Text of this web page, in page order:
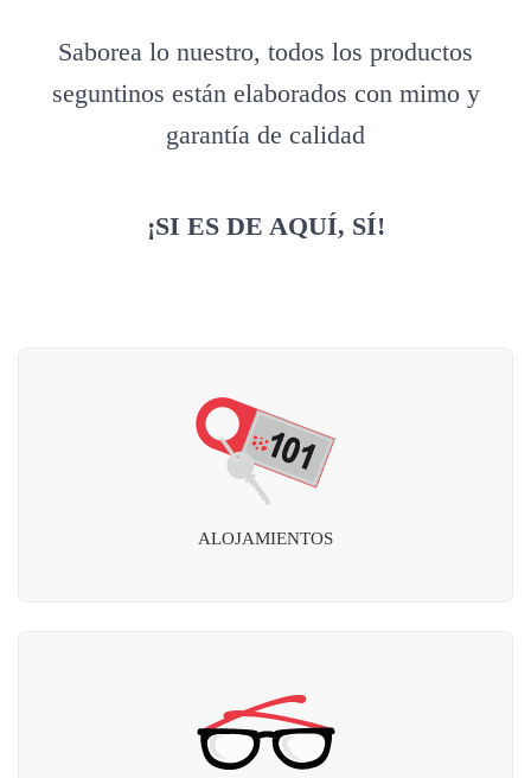
Saborea lo nuestro, todos los productos
seguntinos están elaborados con mimo y
garantía de calidad
¡SI ES DE AQUÍ, SÍ!
ALOJAMIENTOS